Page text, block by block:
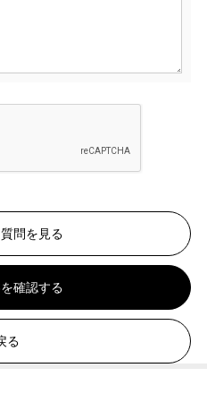
問を見る
確認する
る